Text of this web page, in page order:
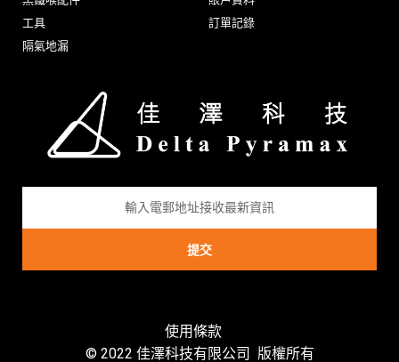
工具
隔氣地漏
訂單記錄
提交
使用條款
© 2022 佳澤科技有限公司 版權所有